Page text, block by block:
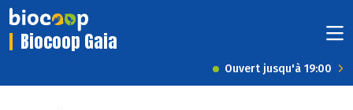
Biocoop Gaia
Ouvert jusqu'à 19:00